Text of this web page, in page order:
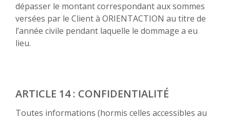
dépasser le montant correspondant aux sommes
versées par le Client à ORIENTACTION au titre de
l’année civile pendant laquelle le dommage a eu
lieu.
ARTICLE 14 : CONFIDENTIALITÉ
Toutes informations (hormis celles accessibles au